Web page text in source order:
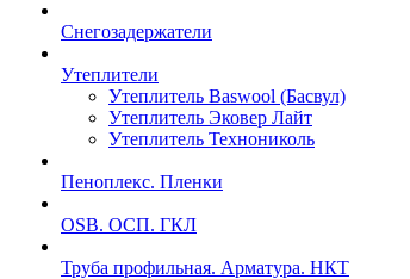
Снегозадержатели
Утеплители
Утеплитель Baswool (Басвул)
Утеплитель Эковер Лайт
Утеплитель Технониколь
Пеноплекс. Пленки
OSB. ОСП. ГКЛ
Труба профильная. Арматура. НКТ